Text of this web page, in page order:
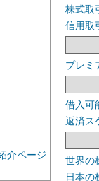
介ページ
株式取
信用取
プレミ
借入可
返済ス
世界の
日本の